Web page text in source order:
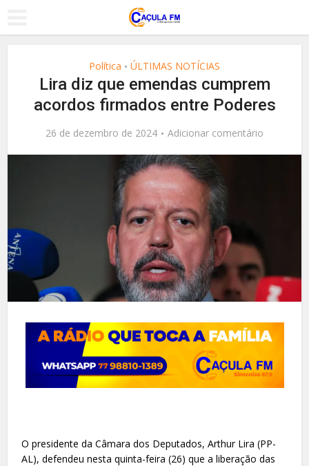
Política • ÚLTIMAS NOTÍCIAS
Lira diz que emendas cumprem
acordos firmados entre Poderes
26 de dezembro de 2024 Adicionar comentário
O presidente da Câmara dos Deputados, Arthur Lira (PP-
AL), defendeu nesta quinta-feira (26) que a liberação das